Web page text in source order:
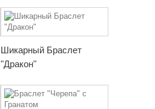
Шикарный Браслет
"Дракон"